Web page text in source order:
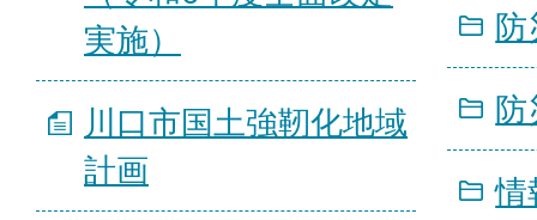
実施）
川口市国土強靭化地域
計画
情